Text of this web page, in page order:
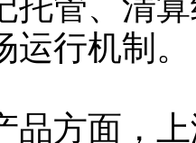
行机制。
方面，上